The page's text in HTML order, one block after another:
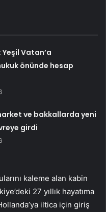
Vatan’a
önünde hesap
ve bakkallarda yeni
girdi
kaleme alan kabin
27 yıllık hayatıma
iltica için giriş